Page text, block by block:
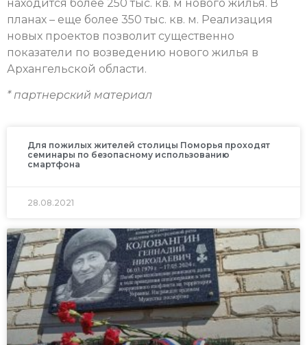
находится более 250 тыс. кв. м нового жилья. В
планах – еще более 350 тыс. кв. м. Реализация
новых проектов позволит существенно
показатели по возведению нового жилья в
Архангельской области.
* партнерский материал
Для пожилых жителей столицы Поморья проходят
семинары по безопасному использованию
смартфона
28.08.2021